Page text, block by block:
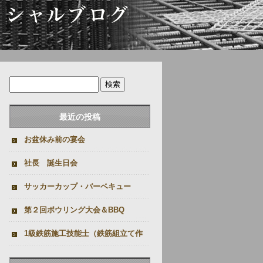
最近の投稿
お盆休み前の宴会
社長 誕生日会
サッカーカップ・バーベキュー
第２回ボウリング大会＆BBQ
1級鉄筋施工技能士（鉄筋組立て作
業）受験